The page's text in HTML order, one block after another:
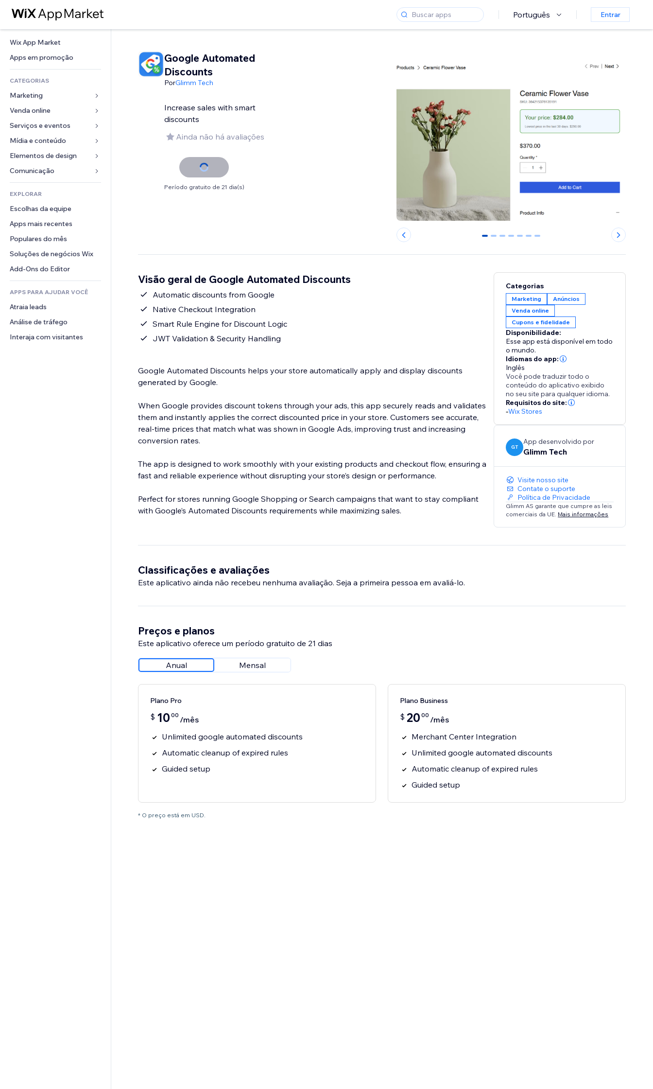
Português Entrar
Wix App Market
Apps em promoção
CATEGORIAS
Marketing
Anúncios
Mobile
Análises
Listas do site
Email
Venda online
Apps para lojas
Frete e entrega
Botões de venda
Contabilidade
Cupons e fidelidade
Soluções de armazenamento
Serviços e eventos
Hotéis
Eventos
Restaurantes
Imobiliária
Meus agendamentos
Mídia e conteúdo
Galeria
Músicas
Podcasts
Fotografia
Vídeo
PDF
Compartilhamento de arquivos
Notícias
Elementos de design
Mapas e navegação
Privacidade e segurança
Relógio
Templates de página
Efeitos de imagem
Botões e menus
Banners e selos
Calculadoras
Busca
Previsão do tempo
Tabelas e gráficos
Formulários
Enquetes
Chat
Comentários
Telefone
Comunidade
Avaliações e depoimentos
CRM
EXPLORAR
Escolhas da equipe
Apps mais recentes
Populares do mês
Soluções de negócios Wix
Add-Ons do Editor
APPS PARA AJUDAR VOCÊ
Atraia leads
Análise de tráfego
Interaja com visitantes
Google Automated
Discounts
PorGlimm Tech
Increase sales with smart
discounts
Ainda não há avaliações
Período gratuito de 21 dia(s)
0 1 2 3 4 5 6
Visão geral de Google Automated Discounts
Automatic discounts from Google
Native Checkout Integration
Smart Rule Engine for Discount Logic
JWT Validation & Security Handling
Google Automated Discounts helps your store automatically apply and display discounts
generated by Google.
When Google provides discount tokens through your ads, this app securely reads and validates
them and instantly applies the correct discounted price in your store. Customers see accurate,
real-time prices that match what was shown in Google Ads, improving trust and increasing
conversion rates.
The app is designed to work smoothly with your existing products and checkout flow, ensuring a
fast and reliable experience without disrupting your store’s design or performance.
Perfect for stores running Google Shopping or Search campaigns that want to stay compliant
Categorias
Marketing
Anúncios
Venda online
Cupons e fidelidade
Disponibilidade:
Esse app está disponível em todo
o mundo.
Idiomas do app:
Inglês
Você pode traduzir todo o
conteúdo do aplicativo exibido
no seu site para qualquer idioma.
Requisitos do site:
-Wix Stores
GT
App desenvolvido por
Glimm Tech
Visite nosso site
Contate o suporte
Política de Privacidade
Glimm AS garante que cumpre as leis
comerciais da UE. Mais informações
Classificações e avaliações
Este aplicativo ainda não recebeu nenhuma avaliação. Seja a primeira pessoa em avaliá-lo.
Preços e planos
Este aplicativo oferece um período gratuito de 21 dias
Anual Mensal
Plano Pro
$ 10 00 /mês
Unlimited google automated discounts
Automatic cleanup of expired rules
Guided setup
Plano Business
$ 20 00 /mês
Merchant Center Integration
Unlimited google automated discounts
Automatic cleanup of expired rules
Guided setup
* O preço está em USD.